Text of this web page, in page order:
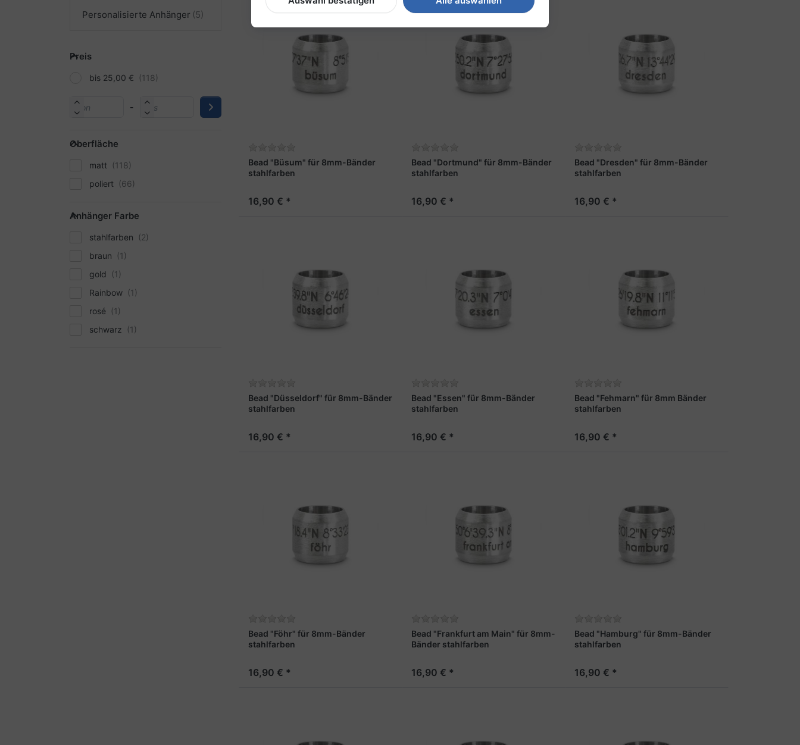
Personalisierte Anhänger
Preis
bis 25,00 €
-
Oberfläche
matt
poliert
Anhänger Farbe
stahlfarben
braun
gold
Rainbow
rosé
schwarz
Bead "Büsum" für 8mm-Bänder
stahlfarben
16,90 € *
Bead "Dortmund" für 8mm-Bänder
stahlfarben
16,90 € *
Bead "Dresden" für 8mm-Bänder
stahlfarben
16,90 € *
Bead "Düsseldorf" für 8mm-Bänder
stahlfarben
16,90 € *
Bead "Essen" für 8mm-Bänder
stahlfarben
16,90 € *
Bead "Fehmarn" für 8mm Bänder
stahlfarben
16,90 € *
Bead "Föhr" für 8mm-Bänder
stahlfarben
16,90 € *
Bead "Frankfurt am Main" für 8mm-
Bänder stahlfarben
16,90 € *
Bead "Hamburg" für 8mm-Bänder
stahlfarben
16,90 € *